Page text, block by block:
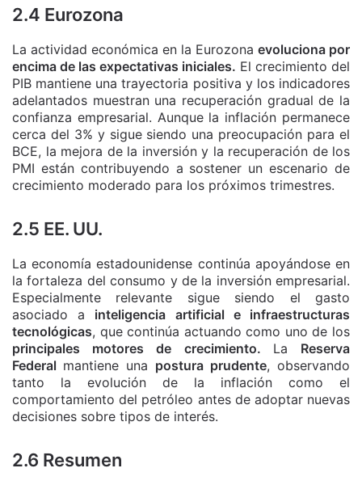
2.4 Eurozona
La actividad económica en la Eurozona evoluciona por
encima de las expectativas iniciales. El crecimiento del
PIB mantiene una trayectoria positiva y los indicadores
adelantados muestran una recuperación gradual de la
confianza empresarial. Aunque la inflación permanece
cerca del 3% y sigue siendo una preocupación para el
BCE, la mejora de la inversión y la recuperación de los
PMI están contribuyendo a sostener un escenario de
crecimiento moderado para los próximos trimestres.
2.5 EE. UU.
La economía estadounidense continúa apoyándose en
la fortaleza del consumo y de la inversión empresarial.
Especialmente relevante sigue siendo el gasto
asociado a inteligencia artificial e infraestructuras
tecnológicas, que continúa actuando como uno de los
principales motores de crecimiento. La Reserva
Federal mantiene una postura prudente, observando
tanto la evolución de la inflación como el
comportamiento del petróleo antes de adoptar nuevas
decisiones sobre tipos de interés.
2.6 Resumen